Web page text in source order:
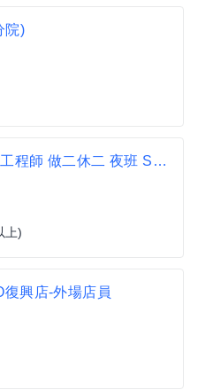
院)
JR-11455晶圓廠 高級設備工程師 做二休二 夜班 Sr Engineer, EE
上)
復興店-外場店員